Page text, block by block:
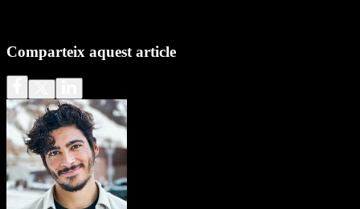
Comparteix aquest article